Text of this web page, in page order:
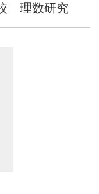
理数研究